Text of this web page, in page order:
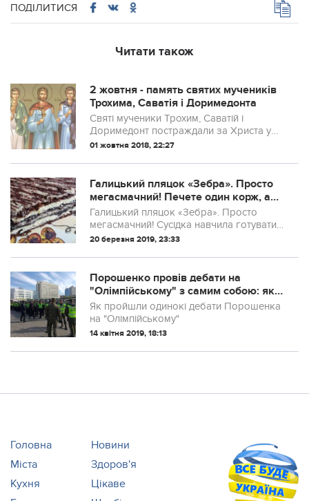
ПОДІЛИТИСЯ
Читати також
2 жовтня - память святих мучеників
Трохима, Саватія і Доримедонта
Святі мученики Трохим, Саватій і
Доримедонт постраждали за Христа у
царювання римського імператора
в місті Антіохії відбувалося язичницьке
свято, д...
01 жовтня 2018, 22:27
Галицький пляцок «Зебра». Просто
мегасмачний! Печете один корж, а
отримуєте феєрверк смаків! Сусідка
навчила готувати, тепер навіть
чоловік просе!
Галицький пляцок «Зебра». Просто
мегасмачний! Сусідка навчила готувати,
тепер навіть чоловік просе! Печете один
шоколадний бісквіт, сирний мус з цитр...
20 березня 2019, 23:33
Порошенко провів дебати на
"Олімпійському" з самим собою: як
це було
Як пройшли одинокі дебати Порошенка
на "Олімпійському"
14 квітня 2019, 18:13
Головна
Новини
Міста
Здоров'я
Кухня
Цікаве